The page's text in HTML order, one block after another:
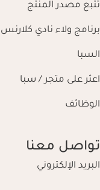
تتبع مصدر المنتج
برنامج ولاء نادي كلارنس
السبا
اعثر على متجر / سبا
الوظائف
تواصل معنا
البريد الإلكتروني